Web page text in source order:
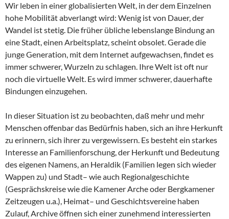
Wir leben in einer globalisierten Welt, in der dem Einzelnen
hohe Mobilität abverlangt wird: Wenig ist von Dauer, der
Wandel ist stetig. Die früher übliche lebenslange Bindung an
eine Stadt, einen Arbeitsplatz, scheint obsolet. Gerade die
junge Generation, mit dem Internet aufgewachsen, findet es
immer schwerer, Wurzeln zu schlagen. Ihre Welt ist oft nur
noch die virtuelle Welt. Es wird immer schwerer, dauerhafte
Bindungen einzugehen.
In dieser Situation ist zu beobachten, daß mehr und mehr
Menschen offenbar das Bedürfnis haben, sich an ihre Herkunft
zu erinnern, sich ihrer zu vergewissern. Es besteht ein starkes
Interesse an Familienforschung, der Herkunft und Bedeutung
des eigenen Namens, an Heraldik (Familien legen sich wieder
Wappen zu) und Stadt– wie auch Regionalgeschichte
(Gesprächskreise wie die Kamener Arche oder Bergkamener
Zeitzeugen u.a.), Heimat– und Geschichtsvereine haben
Zulauf, Archive öffnen sich einer zunehmend interessierten